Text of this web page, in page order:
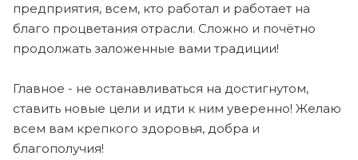
предприятия, всем, кто работал и работает на
благо процветания отрасли. Сложно и почётно
продолжать заложенные вами традиции!
Главное - не останавливаться на достигнутом,
ставить новые цели и идти к ним уверенно! Желаю
всем вам крепкого здоровья, добра и
благополучия!